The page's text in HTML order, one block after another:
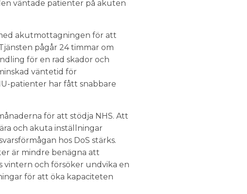
väntade patienter på akuten
akutmottagningen för att
pågår 24 timmar om
för en rad skador och
väntetid för
patienter har fått snabbare
för att stödja NHS. Att
och akuta inställningar
hos DoS stärks.
är mindre benägna att
vintern och försöker undvika en
för att öka kapaciteten